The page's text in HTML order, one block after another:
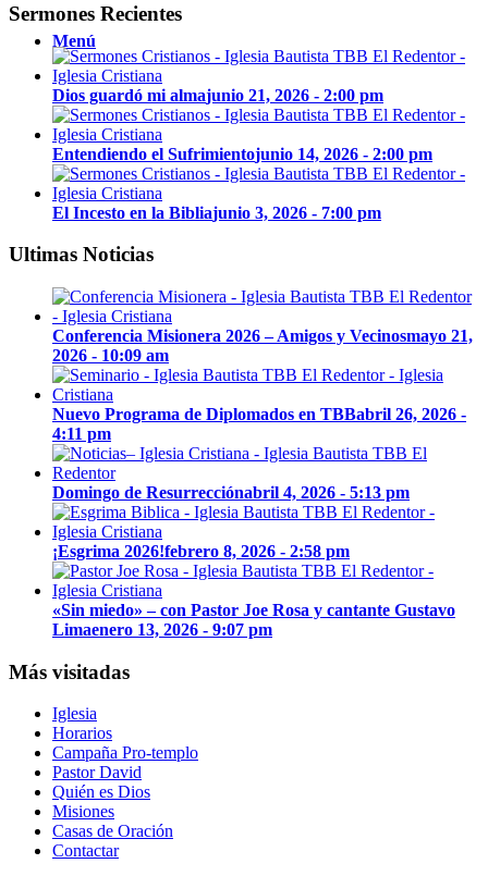
Menú
Sermones Recientes
Dios guardó mi almajunio 21, 2026 - 2:00 pm
Entendiendo el Sufrimientojunio 14, 2026 - 2:00 pm
El Incesto en la Bibliajunio 3, 2026 - 7:00 pm
Ultimas Noticias
Conferencia Misionera 2026 – Amigos y Vecinosmayo 21,
2026 - 10:09 am
Nuevo Programa de Diplomados en TBBabril 26, 2026 -
4:11 pm
Domingo de Resurrecciónabril 4, 2026 - 5:13 pm
¡Esgrima 2026!febrero 8, 2026 - 2:58 pm
«Sin miedo» – con Pastor Joe Rosa y cantante Gustavo
Limaenero 13, 2026 - 9:07 pm
Más visitadas
Iglesia
Horarios
Campaña Pro-templo
Pastor David
Quién es Dios
Misiones
Casas de Oración
Contactar